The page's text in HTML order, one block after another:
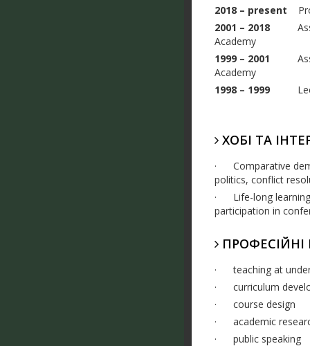
2018 – present
2001 – 2018
Academy
1999 – 2001
Academy
1998 – 1999
ХОБІ ТА
·
Comparative
politics, conflict
·
Life-long
participation in
·
teaching at
·
curriculum
·
course design
·
academic
·
public speaking